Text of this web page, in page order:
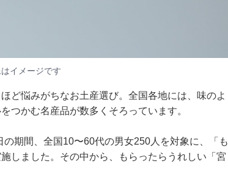
イメージです
ど悩みがちなお土産選び。全国各地には、味のよ
つかむ名産品が数多くそろっています。
期間、全国10〜60代の男女250人を対象に、「も
しました。その中から、もらったらうれしい「宮